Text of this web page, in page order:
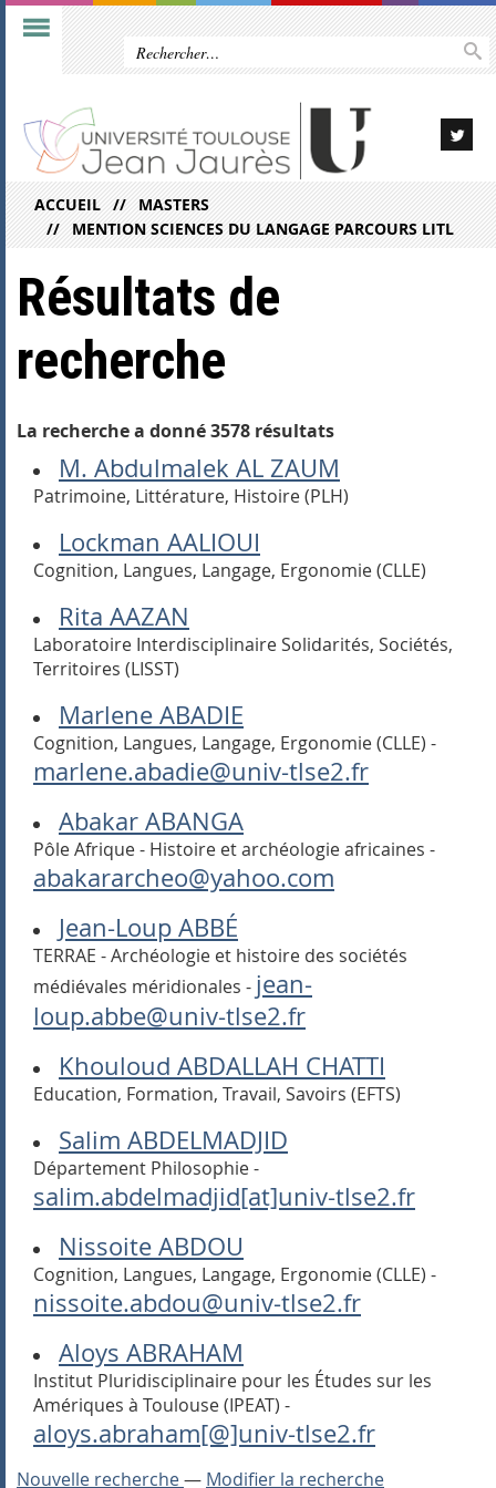
ACCUEIL
MASTERS
MENTION SCIENCES DU LANGAGE PARCOURS LITL
Résultats de
recherche
La recherche a donné 3578 résultats
M. Abdulmalek AL ZAUM
Patrimoine, Littérature, Histoire (PLH)
Lockman AALIOUI
Cognition, Langues, Langage, Ergonomie (CLLE)
Rita AAZAN
Laboratoire Interdisciplinaire Solidarités, Sociétés,
Territoires (LISST)
Marlene ABADIE
Cognition, Langues, Langage, Ergonomie (CLLE) -
marlene.abadie@univ-tlse2.fr
Abakar ABANGA
Pôle Afrique - Histoire et archéologie africaines -
abakararcheo@yahoo.com
Jean-Loup ABBÉ
TERRAE - Archéologie et histoire des sociétés
médiévales méridionales - jean-
loup.abbe@univ-tlse2.fr
Khouloud ABDALLAH CHATTI
Education, Formation, Travail, Savoirs (EFTS)
Salim ABDELMADJID
Département Philosophie -
salim.abdelmadjid[at]univ-tlse2.fr
Nissoite ABDOU
Cognition, Langues, Langage, Ergonomie (CLLE) -
nissoite.abdou@univ-tlse2.fr
Aloys ABRAHAM
Institut Pluridisciplinaire pour les Études sur les
Amériques à Toulouse (IPEAT) -
aloys.abraham[@]univ-tlse2.fr
Nouvelle recherche— Modifier la recherche